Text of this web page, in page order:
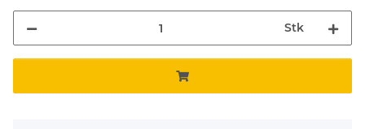
Stk